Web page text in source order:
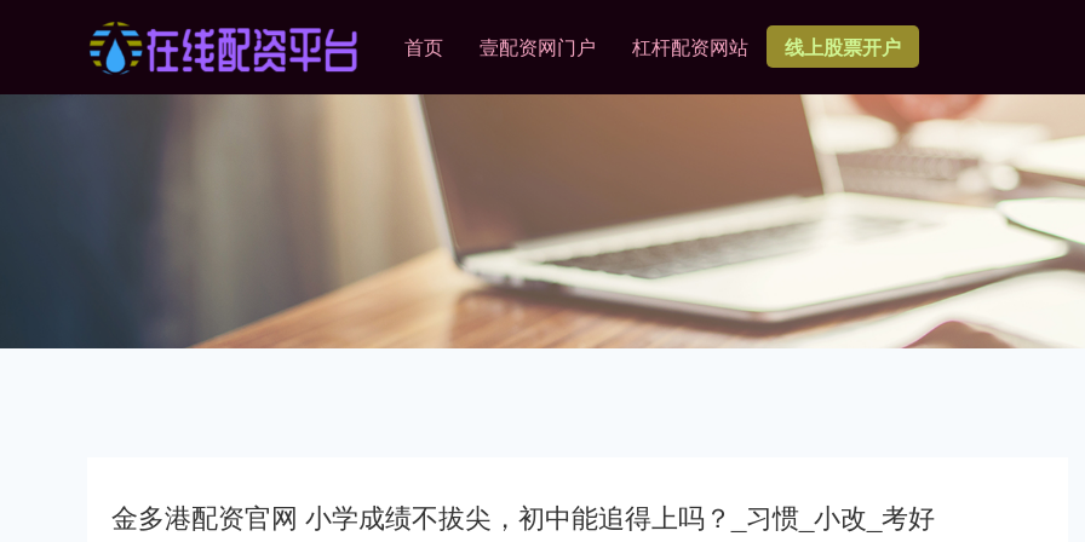
首页 壹配资网门户 杠杆配资网站 线上股票开户
金多港配资官网 小学成绩不拔尖，初中能追得上吗？_习惯_小改_考好